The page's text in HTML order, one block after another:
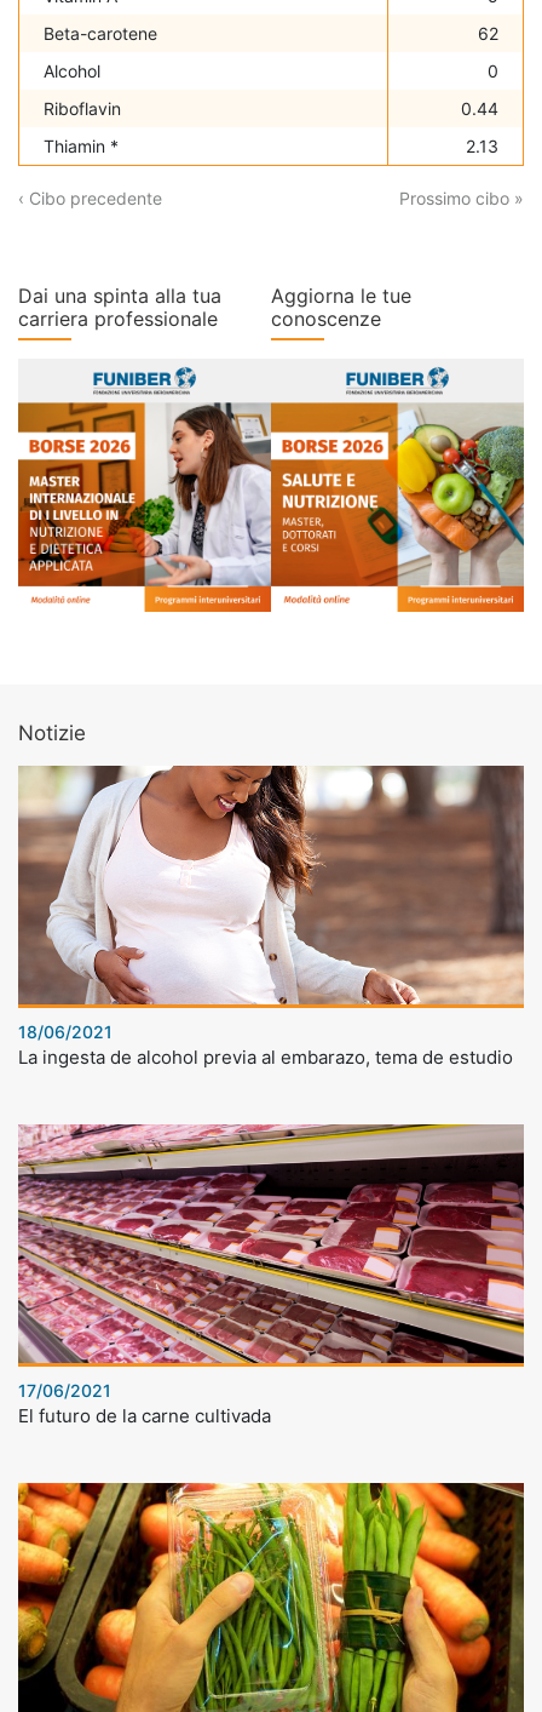
Beta-carotene
62
Alcohol
0
Riboflavin
0.44
Thiamin *
2.13
‹ Cibo precedente Prossimo cibo »
Dai una spinta alla tua
carriera professionale
Aggiorna le tue
conoscenze
Notizie
18/06/2021
La ingesta de alcohol previa al embarazo, tema de estudio
17/06/2021
El futuro de la carne cultivada